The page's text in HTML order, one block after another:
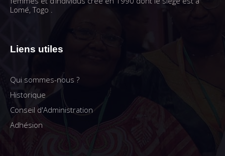
Lomé, Togo .
Liens utiles
Qui sommes-nous ?
Historique
Conseil d'Administration
Adhésion